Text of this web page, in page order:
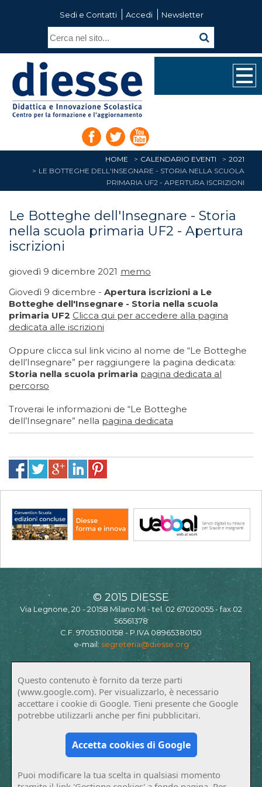
Sedi e Contatti Accedi Newsletter
HOME CALENDARIO EVENTI
2021
LE BOTTEGHE DELL'INSEGNARE - STORIA NELLA SCUOLA
PRIMARIA UF2 - APERTURA ISCRIZIONI
Le Botteghe dell'Insegnare - Storia
nella scuola primaria UF2 - Apertura
iscrizioni
giovedì 9 dicembre 2021 memo
Giovedì 9 dicembre - Apertura iscrizioni a Le
Botteghe dell'Insegnare - Storia nella scuola
primaria UF2 Clicca qui per accedere alla pagina
dedicata alle iscrizioni
Oppure clicca sul link vicino al nome de “Le Botteghe
dell’Insegnare” per raggiungere la pagina dedicata:
Storia nella scuola primaria pagina dedicata al
percorso
Troverai le informazioni de “Le Botteghe
dell’Insegnare” nella pagina dedicata
© 2015 DIESSE
Via Legnone, 20 - 20158 Milano MI - tel. 02 67020055 - fax 02
56561378
C.F. 97053100158 - P.IVA 08965380150
e-mail: segreteria@diesse.org
Questo contenuto è fornito da terze parti
(www.google.com). Per visualizzarlo, è necessario
accettare i cookie di Google. Tieni presente che Google
potrebbe utilizzarli anche per fini pubblicitari.
Accetta cookies di Google
Puoi modificare la tua scelta in qualsiasi momento